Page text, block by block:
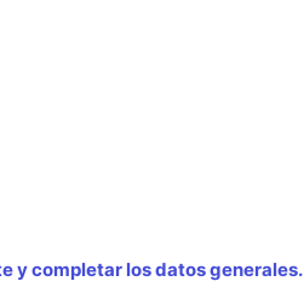
y completar los datos generales.